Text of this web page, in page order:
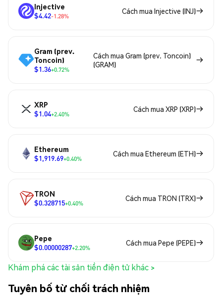
Injective
$4.42-1.28%
Cách mua Injective (INJ)
Gram (prev.
Toncoin)
$1.36+0.72%
Cách mua Gram (prev. Toncoin)
(GRAM)
XRP
$1.04+2.40%
Cách mua XRP (XRP)
Ethereum
$1,919.69+0.40%
Cách mua Ethereum (ETH)
TRON
$0.328715+0.40%
Cách mua TRON (TRX)
Pepe
$0.00000287+2.20%
Cách mua Pepe (PEPE)
Khám phá các tài sản tiền điện tử khác >
Tuyên bố từ chối trách nhiệm